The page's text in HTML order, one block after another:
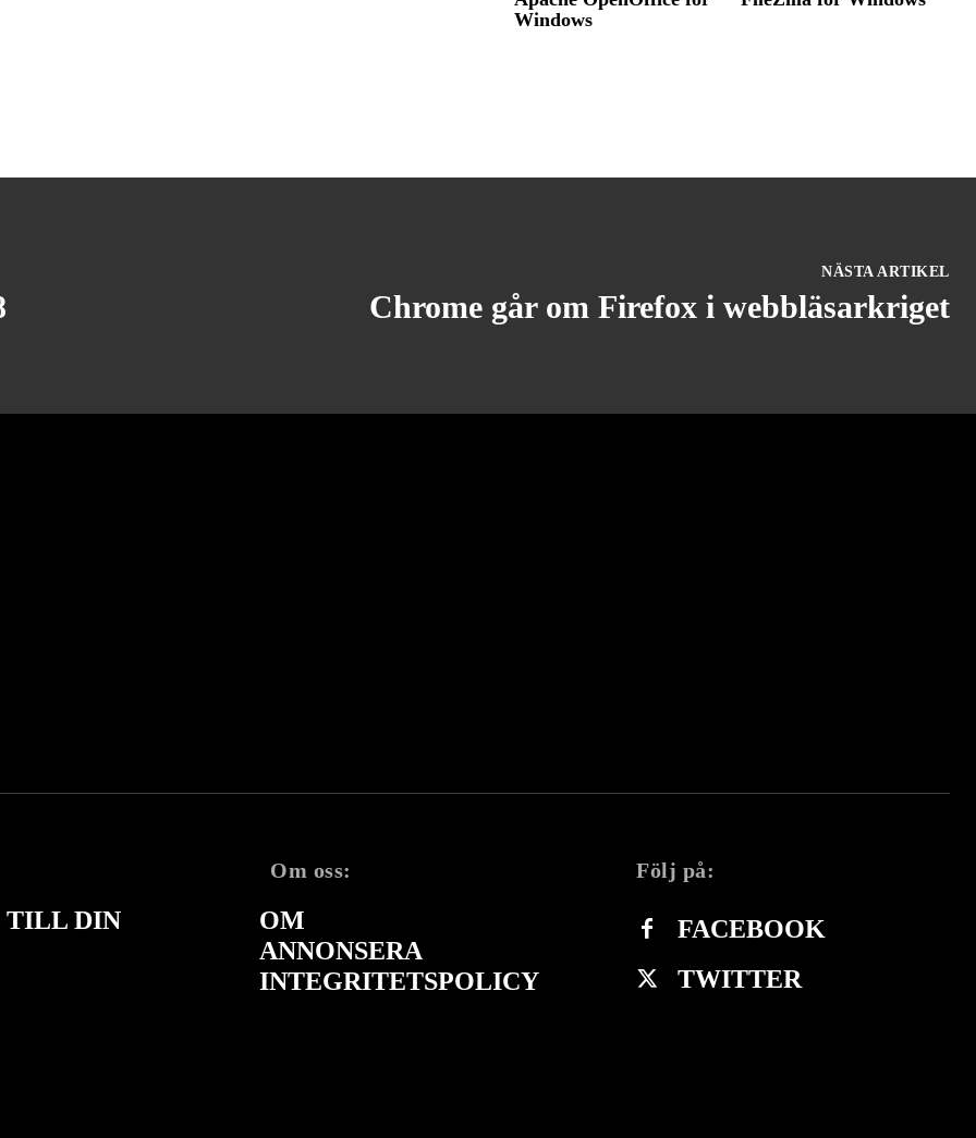
Windows
NÄSTA ARTIKEL
Chrome går om Firefox i webbläsarkriget
TILL DIN
Om oss:
OM
ANNONSERA
INTEGRITETSPOLICY
Följ på:
FACEBOOK
TWITTER